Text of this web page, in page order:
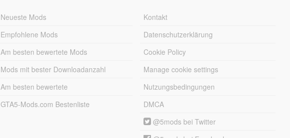
Neueste Mods
Empfohlene Mods
Am besten bewertete Mods
Mods mit bester Downloadanzahl
Am besten bewertete
GTA5-Mods.com Bestenliste
Kontakt
Datenschutzerklärung
Cookie Policy
Manage cookie settings
Nutzungsbedingungen
DMCA
@5mods bei Twitter